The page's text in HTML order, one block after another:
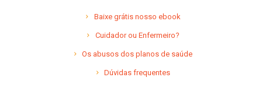
Baixe grátis nosso ebook
Cuidador ou Enfermeiro?
Os abusos dos planos de saúde
Dúvidas frequentes